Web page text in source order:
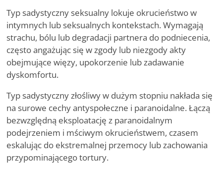
Typ sadystyczny seksualny lokuje okrucieństwo w
intymnych lub seksualnych kontekstach. Wymagają
strachu, bólu lub degradacji partnera do podniecenia,
często angażując się w zgody lub niezgody akty
obejmujące więzy, upokorzenie lub zadawanie
dyskomfortu.
Typ sadystyczny złośliwy w dużym stopniu nakłada się
na surowe cechy antyspołeczne i paranoidalne. Łączą
bezwzględną eksploatację z paranoidalnym
podejrzeniem i mściwym okrucieństwem, czasem
eskalując do ekstremalnej przemocy lub zachowania
przypominającego tortury.